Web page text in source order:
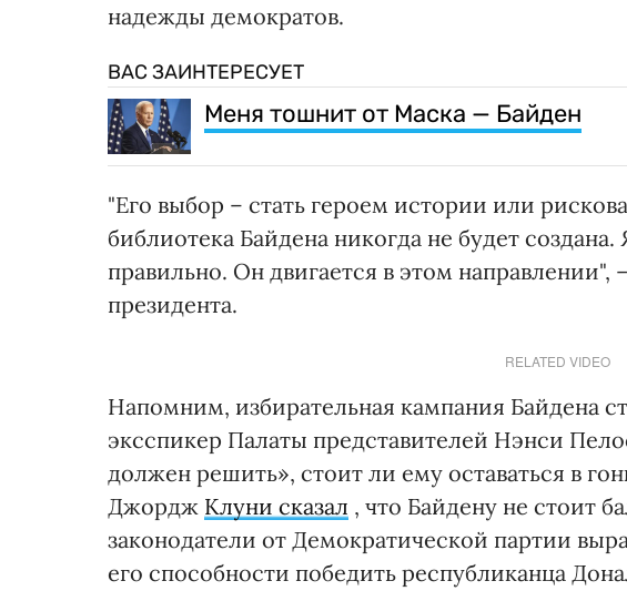
надежды демократов.
ВАС ЗАИНТЕРЕСУЕТ
Меня тошнит от Маска — Байден
"Его выбор – стать героем истории или
библиотека Байдена никогда не будет
правильно. Он двигается в этом направлении",
президента.
RELATED VIDEO
Напомним, избирательная кампания Байдена
эксспикер Палаты представителей Нэнси
должен решить», стоит ли ему оставаться в
Джордж Клуни сказал , что Байдену не стоит
законодатели от Демократической партии
его способности победить республиканца